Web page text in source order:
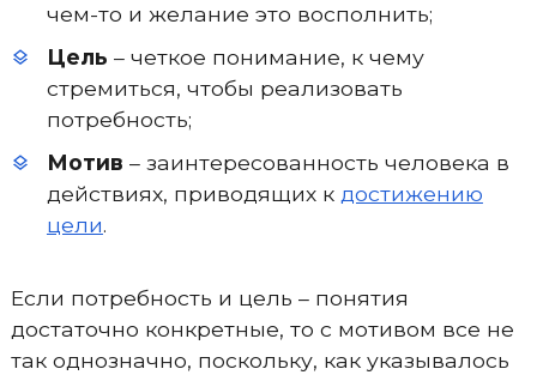
чем-то и желание это восполнить;
Цель – четкое понимание, к чему
стремиться, чтобы реализовать
потребность;
Мотив – заинтересованность человека в
действиях, приводящих к достижению
цели.
Если потребность и цель – понятия
достаточно конкретные, то с мотивом все не
так однозначно, поскольку, как указывалось